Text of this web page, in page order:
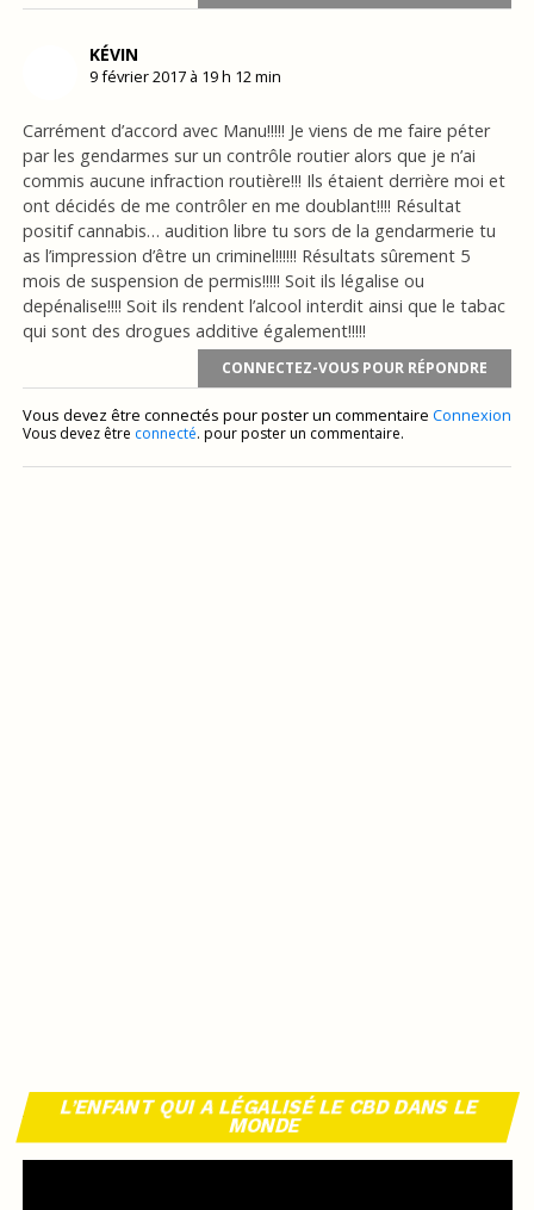
KÉVIN
9 février 2017 à 19 h 12 min
Carrément d’accord avec Manu!!!!! Je viens de me faire péter
par les gendarmes sur un contrôle routier alors que je n’ai
commis aucune infraction routière!!! Ils étaient derrière moi et
ont décidés de me contrôler en me doublant!!!! Résultat
positif cannabis… audition libre tu sors de la gendarmerie tu
as l’impression d’être un criminel!!!!!! Résultats sûrement 5
mois de suspension de permis!!!!! Soit ils légalise ou
depénalise!!!! Soit ils rendent l’alcool interdit ainsi que le tabac
qui sont des drogues additive également!!!!!
CONNECTEZ-VOUS POUR RÉPONDRE
Vous devez être connectés pour poster un commentaire Connexion
Vous devez être connecté. pour poster un commentaire.
L’ENFANT QUI A LÉGALISÉ LE CBD DANS LE
MONDE